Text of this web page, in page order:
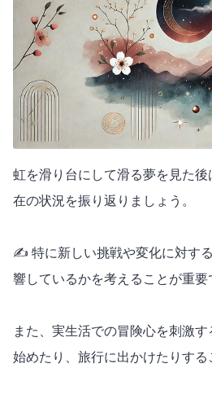
虹を滑り台にして滑る夢を見た
在の状況を振り返りましょう。
✍️ 特に新しい挑戦や変化に対す
響しているかを考えることが重要
また、実生活での冒険心を刺激
始めたり、旅行に出かけたりする